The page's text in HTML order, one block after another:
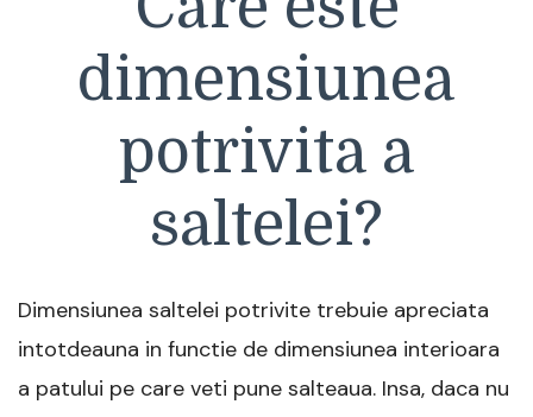
dimensiunea
potrivita a
saltelei?
Dimensiunea saltelei potrivite trebuie apreciata
intotdeauna in functie de dimensiunea interioara
a patului pe care veti pune salteaua. Insa, daca nu